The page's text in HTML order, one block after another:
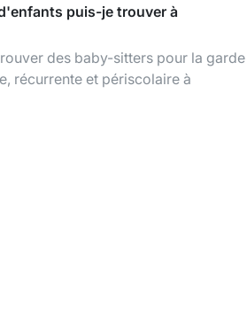
puis-je trouver à
des baby-sitters pour la garde
récurrente et périscolaire à